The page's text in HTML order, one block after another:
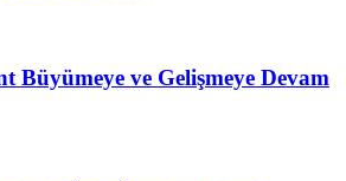
Büyümeye ve Gelişmeye Devam